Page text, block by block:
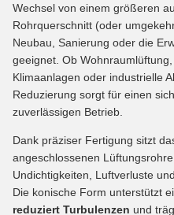
Wechsel von einem größeren
Rohrquerschnitt (oder
Neubau, Sanierung oder die
geeignet. Ob
Klimaanlagen oder industrielle
Reduzierung sorgt für einen
zuverlässigen Betrieb.
Dank präziser Fertigung sitzt
angeschlossenen
Undichtigkeiten, Luftverluste und
Die konische Form unterstützt
reduziert Turbulenzen und